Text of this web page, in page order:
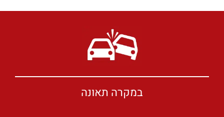
במקרה תאונה